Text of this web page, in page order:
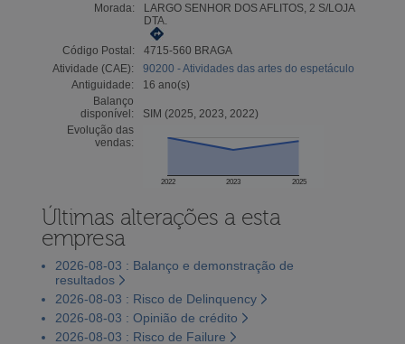
Morada:
LARGO SENHOR DOS AFLITOS, 2 S/LOJA
DTA.
Código Postal:
4715-560 BRAGA
Atividade (CAE):
90200 - Atividades das artes do espetáculo
Antiguidade:
16 ano(s)
Balanço
disponível:
SIM (2025, 2023, 2022)
Evolução das
vendas:
2022 2023 2025
Últimas alterações a esta
empresa
2026-08-03 : Balanço e demonstração de
resultados
2026-08-03 : Risco de Delinquency
2026-08-03 : Opinião de crédito
2026-08-03 : Risco de Failure